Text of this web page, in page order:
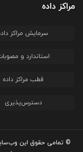
مراکز داده
سرمایش مراکز
استاندارد و
قطب مراکز داده
دسترس‌پذیری
© تمامی حقوق این